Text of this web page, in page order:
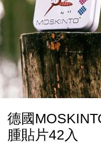
德國
腫貼片42入